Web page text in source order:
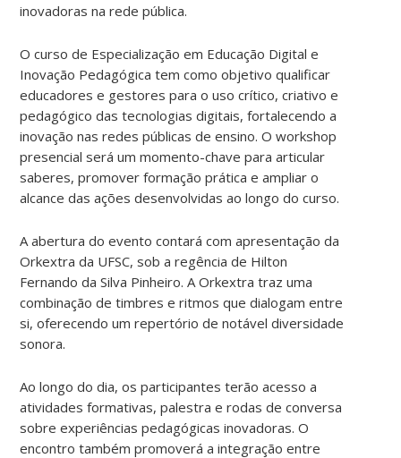
inovadoras na rede pública.
O curso de Especialização em Educação Digital e
Inovação Pedagógica tem como objetivo qualificar
educadores e gestores para o uso crítico, criativo e
pedagógico das tecnologias digitais, fortalecendo a
inovação nas redes públicas de ensino. O workshop
presencial será um momento-chave para articular
saberes, promover formação prática e ampliar o
alcance das ações desenvolvidas ao longo do curso.
A abertura do evento contará com apresentação da
Orkextra da UFSC, sob a regência de Hilton
Fernando da Silva Pinheiro. A Orkextra traz uma
combinação de timbres e ritmos que dialogam entre
si, oferecendo um repertório de notável diversidade
sonora.
Ao longo do dia, os participantes terão acesso a
atividades formativas, palestra e rodas de conversa
sobre experiências pedagógicas inovadoras. O
encontro também promoverá a integração entre